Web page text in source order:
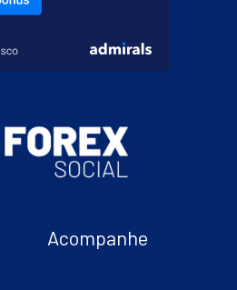
Acompanhe